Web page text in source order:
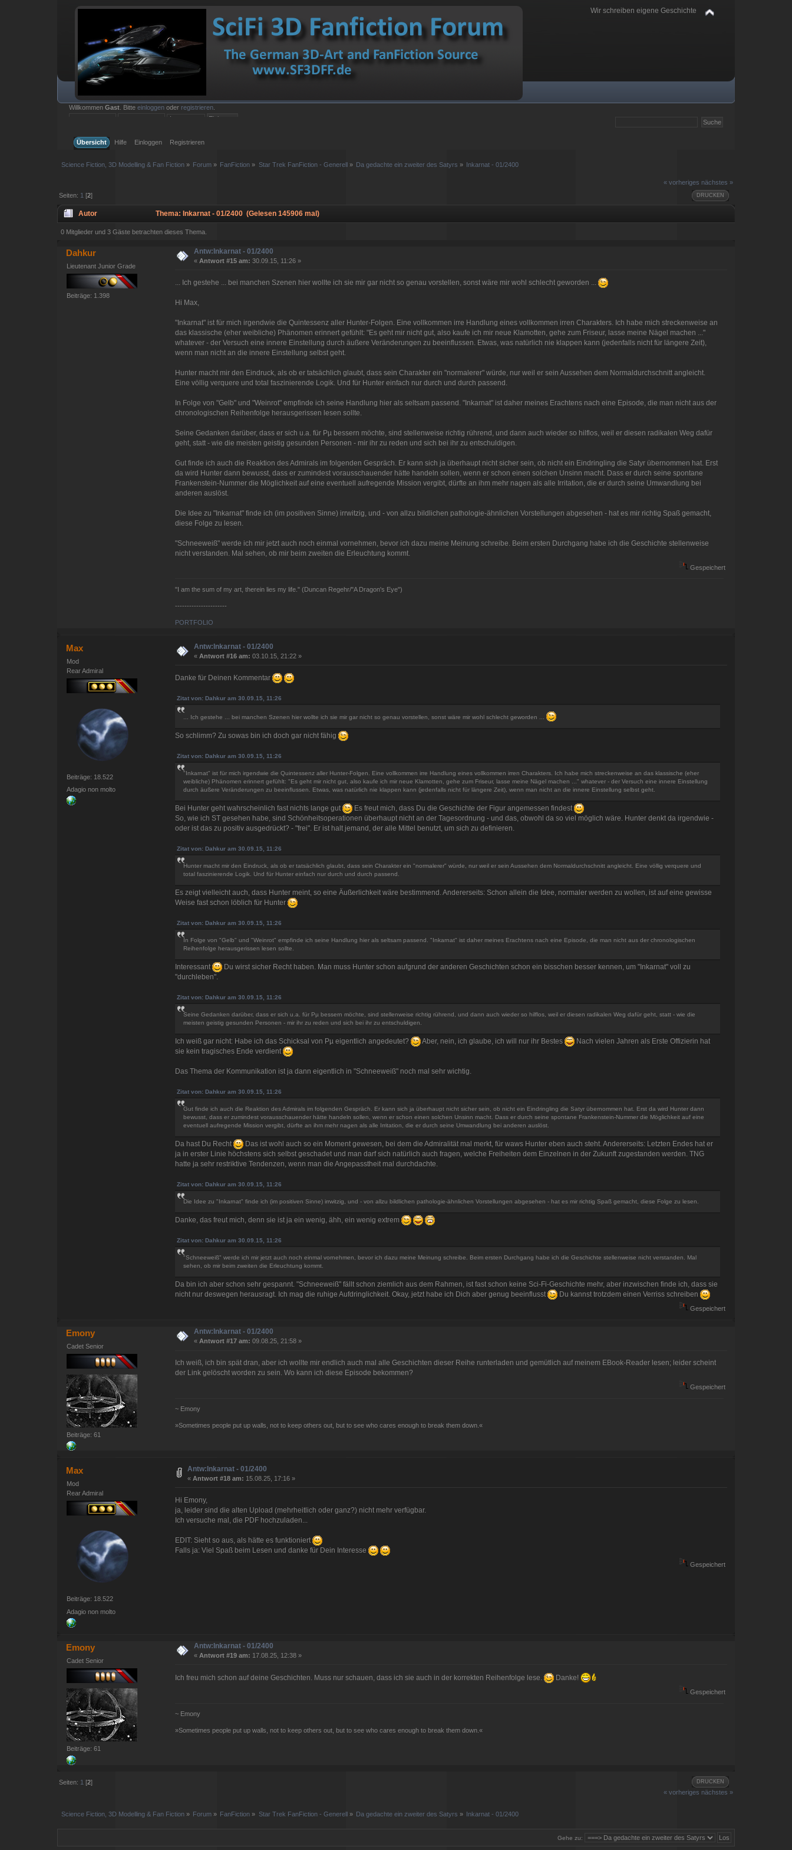
Wir schreiben eigene Geschichte
WillkommenGast . Bitteeinloggen oder registrieren
Übersicht
Hilfe Einloggen Registrieren
Science Fiction, 3D Modelling & Fan Fiction» Forum » FanFiction » Star Trek FanFiction - Generell » Da gedachte ein zweiter des Satyrs » Inkarnat - 01/2400
« vorheriges nächstes »
DRUCKEN
Seiten: 1 [2]
Autor Thema: Inkarnat - 01/2400 (Gelesen 145906 mal)
0 Mitglieder und 3 Gäste betrachten dieses Thema.
Dahkur
Lieutenant Junior Grade
Beiträge: 1.398
Antw:Inkarnat - 01/2400
« Antwort #15 am: 30.09.15, 11:26 »
... Ich gestehe ... bei manchen Szenen hier wollte ich sie mir gar nicht so genau vorstellen, sonst wäre mir wohl schlecht geworden ...
Hi Max,
"Inkarnat" ist für mich irgendwie die Quintessenz aller Hunter-Folgen. Eine vollkommen irre Handlung eines vollkommen irren Charakters. Ich habe mich streckenweise an
das klassische (eher weibliche) Phänomen erinnert gefühlt: "Es geht mir nicht gut, also kaufe ich mir neue Klamotten, gehe zum Friseur, lasse meine Nägel machen ..."
whatever - der Versuch eine innere Einstellung durch äußere Veränderungen zu beeinflussen. Etwas, was natürlich nie klappen kann (jedenfalls nicht für längere Zeit),
wenn man nicht an die innere Einstellung selbst geht.
Hunter macht mir den Eindruck, als ob er tatsächlich glaubt, dass sein Charakter ein "normalerer" würde, nur weil er sein Aussehen dem Normaldurchschnitt angleicht.
Eine völlig verquere und total faszinierende Logik. Und für Hunter einfach nur durch und durch passend.
In Folge von "Gelb" und "Weinrot" empfinde ich seine Handlung hier als seltsam passend. "Inkarnat" ist daher meines Erachtens nach eine Episode, die man nicht aus der
chronologischen Reihenfolge herausgerissen lesen sollte.
Seine Gedanken darüber, dass er sich u.a. für Pµ bessern möchte, sind stellenweise richtig rührend, und dann auch wieder so hilflos, weil er diesen radikalen Weg dafür
geht, statt - wie die meisten geistig gesunden Personen - mir ihr zu reden und sich bei ihr zu entschuldigen.
Gut finde ich auch die Reaktion des Admirals im folgenden Gespräch. Er kann sich ja überhaupt nicht sicher sein, ob nicht ein Eindringling die Satyr übernommen hat. Erst
da wird Hunter dann bewusst, dass er zumindest vorausschauender hätte handeln sollen, wenn er schon einen solchen Unsinn macht. Dass er durch seine spontane
Frankenstein-Nummer die Möglichkeit auf eine eventuell aufregende Mission vergibt, dürfte an ihm mehr nagen als alle Irritation, die er durch seine Umwandlung bei
anderen auslöst.
Die Idee zu "Inkarnat" finde ich (im positiven Sinne) irrwitzig, und - von allzu bildlichen pathologie-ähnlichen Vorstellungen abgesehen - hat es mir richtig Spaß gemacht,
diese Folge zu lesen.
"Schneeweiß" werde ich mir jetzt auch noch einmal vornehmen, bevor ich dazu meine Meinung schreibe. Beim ersten Durchgang habe ich die Geschichte stellenweise
nicht verstanden. Mal sehen, ob mir beim zweiten die Erleuchtung kommt.
Gespeichert
"I am the sum of my art, therein lies my life." (Duncan Regehr/"A Dragon's Eye")
----------------------
PORTFOLIO
Max
Mod
Rear Admiral
Beiträge: 18.522
Adagio non molto
Antw:Inkarnat - 01/2400
« Antwort #16 am: 03.10.15, 21:22 »
Danke für Deinen Kommentar
Zitat von: Dahkur am 30.09.15, 11:26
... Ich gestehe ... bei manchen Szenen hier wollte ich sie mir gar nicht so genau vorstellen, sonst wäre mir wohl schlecht geworden ...
So schlimm? Zu sowas bin ich doch gar nicht fähig
Zitat von: Dahkur am 30.09.15, 11:26
"Inkarnat" ist für mich irgendwie die Quintessenz aller Hunter-Folgen. Eine vollkommen irre Handlung eines vollkommen irren Charakters. Ich habe mich streckenweise an das klassische (eher
weibliche) Phänomen erinnert gefühlt: "Es geht mir nicht gut, also kaufe ich mir neue Klamotten, gehe zum Friseur, lasse meine Nägel machen ..." whatever - der Versuch eine innere Einstellung
durch äußere Veränderungen zu beeinflussen. Etwas, was natürlich nie klappen kann (jedenfalls nicht für längere Zeit), wenn man nicht an die innere Einstellung selbst geht.
Bei Hunter geht wahrscheinlich fast nichts lange gut
Es freut mich, dass Du die Geschichte der Figur angemessen findest
So, wie ich ST gesehen habe, sind Schönheitsoperationen überhaupt nicht an der Tagesordnung - und das, obwohl da so viel möglich wäre. Hunter denkt da irgendwie -
oder ist das zu positiv ausgedrückt? - "frei". Er ist halt jemand, der alle Mittel benutzt, um sich zu definieren.
Zitat von: Dahkur am 30.09.15, 11:26
Hunter macht mir den Eindruck, als ob er tatsächlich glaubt, dass sein Charakter ein "normalerer" würde, nur weil er sein Aussehen dem Normaldurchschnitt angleicht. Eine völlig verquere und
total faszinierende Logik. Und für Hunter einfach nur durch und durch passend.
Es zeigt vielleicht auch, dass Hunter meint, so eine Äußerlichkeit wäre bestimmend. Andererseits: Schon allein die Idee, normaler werden zu wollen, ist auf eine gewisse
Weise fast schon löblich für Hunter
Zitat von: Dahkur am 30.09.15, 11:26
In Folge von "Gelb" und "Weinrot" empfinde ich seine Handlung hier als seltsam passend. "Inkarnat" ist daher meines Erachtens nach eine Episode, die man nicht aus der chronologischen
Reihenfolge herausgerissen lesen sollte.
Interessant
Du wirst sicher Recht haben. Man muss Hunter schon aufgrund der anderen Geschichten schon ein bisschen besser kennen, um "Inkarnat" voll zu
"durchleben".
Zitat von: Dahkur am 30.09.15, 11:26
Seine Gedanken darüber, dass er sich u.a. für Pµ bessern möchte, sind stellenweise richtig rührend, und dann auch wieder so hilflos, weil er diesen radikalen Weg dafür geht, statt - wie die
meisten geistig gesunden Personen - mir ihr zu reden und sich bei ihr zu entschuldigen.
Ich weiß gar nicht: Habe ich das Schicksal von Pµ eigentlich angedeutet? Aber, nein, ich glaube, ich will nur ihr Bestes
Nach vielen Jahren als Erste Offizierin hat
sie kein tragisches Ende verdient
Das Thema der Kommunikation ist ja dann eigentlich in "Schneeweiß" noch mal sehr wichtig.
Zitat von: Dahkur am 30.09.15, 11:26
Gut finde ich auch die Reaktion des Admirals im folgenden Gespräch. Er kann sich ja überhaupt nicht sicher sein, ob nicht ein Eindringling die Satyr übernommen hat. Erst da wird Hunter dann
bewusst, dass er zumindest vorausschauender hätte handeln sollen, wenn er schon einen solchen Unsinn macht. Dass er durch seine spontane Frankenstein-Nummer die Möglichkeit auf eine
eventuell aufregende Mission vergibt, dürfte an ihm mehr nagen als alle Irritation, die er durch seine Umwandlung bei anderen auslöst.
Da hast Du Recht
Das ist wohl auch so ein Moment gewesen, bei dem die Admiralität mal merkt, für waws Hunter eben auch steht. Andererseits: Letzten Endes hat er
ja in erster Linie höchstens sich selbst geschadet und man darf sich natürlich auch fragen, welche Freiheiten dem Einzelnen in der Zukunft zugestanden werden. TNG
hatte ja sehr restriktive Tendenzen, wenn man die Angepasstheit mal durchdachte.
Zitat von: Dahkur am 30.09.15, 11:26
Die Idee zu "Inkarnat" finde ich (im positiven Sinne) irrwitzig, und - von allzu bildlichen pathologie-ähnlichen Vorstellungen abgesehen - hat es mir richtig Spaß gemacht, diese Folge zu lesen.
Danke, das freut mich, denn sie ist ja ein wenig, ähh, ein wenig extrem
Zitat von: Dahkur am 30.09.15, 11:26
"Schneeweiß" werde ich mir jetzt auch noch einmal vornehmen, bevor ich dazu meine Meinung schreibe. Beim ersten Durchgang habe ich die Geschichte stellenweise nicht verstanden. Mal
sehen, ob mir beim zweiten die Erleuchtung kommt.
Da bin ich aber schon sehr gespannt. "Schneeweiß" fällt schon ziemlich aus dem Rahmen, ist fast schon keine Sci-Fi-Geschichte mehr, aber inzwischen finde ich, dass sie
nicht nur deswegen herausragt. Ich mag die ruhige Aufdringlichkeit. Okay, jetzt habe ich Dich aber genug beeinflusst
Du kannst trotzdem einen Verriss schreiben
Gespeichert
Emony
Cadet Senior
Beiträge: 61
Antw:Inkarnat - 01/2400
« Antwort #17 am: 09.08.25, 21:58 »
Ich weiß, ich bin spät dran, aber ich wollte mir endlich auch mal alle Geschichten dieser Reihe runterladen und gemütlich auf meinem EBook-Reader lesen; leider scheint
der Link gelöscht worden zu sein. Wo kann ich diese Episode bekommen?
Gespeichert
~ Emony
»Sometimes people put up walls, not to keep others out, but to see who cares enough to break them down.«
Max
Mod
Rear Admiral
Beiträge: 18.522
Adagio non molto
Antw:Inkarnat - 01/2400
« Antwort #18 am: 15.08.25, 17:16 »
Hi Emony,
ja, leider sind die alten Upload (mehrheitlich oder ganz?) nicht mehr verfügbar.
Ich versuche mal, die PDF hochzuladen...
EDIT: Sieht so aus, als hätte es funktioniert
Falls ja: Viel Spaß beim Lesen und danke für Dein Interesse
Gespeichert
Emony
Cadet Senior
Beiträge: 61
Antw:Inkarnat - 01/2400
« Antwort #19 am: 17.08.25, 12:38 »
Ich freu mich schon auf deine Geschichten. Muss nur schauen, dass ich sie auch in der korrekten Reihenfolge lese. Danke!
Gespeichert
~ Emony
»Sometimes people put up walls, not to keep others out, but to see who cares enough to break them down.«
DRUCKEN
Seiten: 1 [2]
« vorheriges nächstes »
Science Fiction, 3D Modelling & Fan Fiction» Forum » FanFiction » Star Trek FanFiction - Generell» Da gedachte ein zweiter des Satyrs » Inkarnat - 01/2400
Gehe zu: